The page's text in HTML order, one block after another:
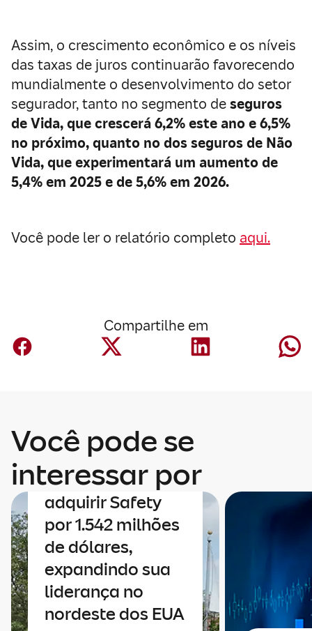
Assim, o crescimento econômico e os níveis
das taxas de juros continuarão favorecendo
mundialmente o desenvolvimento do setor
segurador, tanto no segmento deseguros
de Vida, que crescerá 6,2% este ano e 6,5%
no próximo, quanto no dos seguros de Não
Vida, que experimentará um aumento de
5,4% em 2025 e de 5,6% em 2026.
Você pode ler o relatório completo aqui.
Compartilhe em
Você pode se
interessar por
Corporativo
A Mapfre anuncia
um acordo para
adquirir Safety
por 1.542 milhões
de dólares,
expandindo sua
liderança no
nordeste dos EUA